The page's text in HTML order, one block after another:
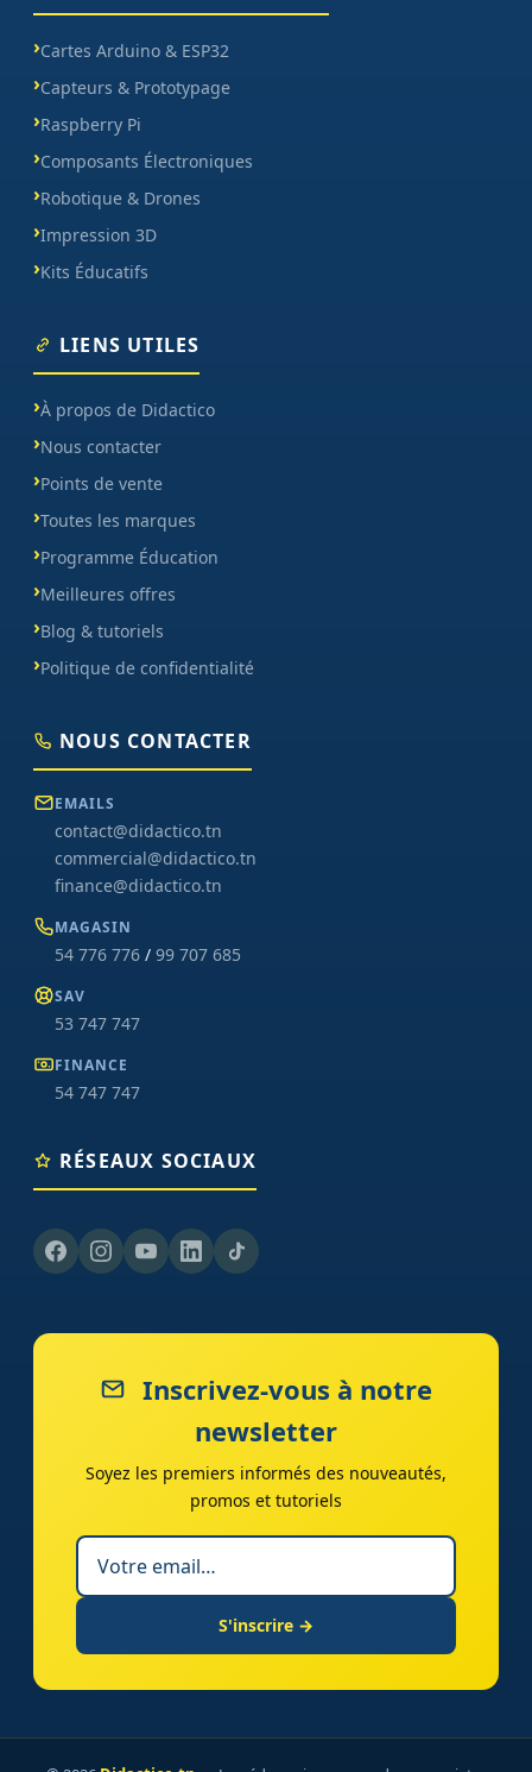
Cartes Arduino & ESP32
Capteurs & Prototypage
Raspberry Pi
Composants Électroniques
Robotique & Drones
Impression 3D
Kits Éducatifs
LIENS UTILES
À propos de Didactico
Nous contacter
Points de vente
Toutes les marques
Programme Éducation
Meilleures offres
Blog & tutoriels
Politique de confidentialité
NOUS CONTACTER
EMAILS
contact@didactico.tn
commercial@didactico.tn
finance@didactico.tn
MAGASIN
54 776 776 / 99 707 685
SAV
53 747 747
FINANCE
54 747 747
RÉSEAUX SOCIAUX
Inscrivez-vous à notre
newsletter
Soyez les premiers informés des nouveautés,
promos et tutoriels
S'inscrire →